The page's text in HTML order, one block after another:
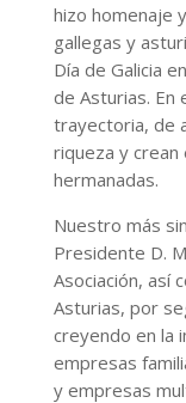
hizo homenaje
gallegas y
Día de Galicia
de Asturias. En
trayectoria, de
riqueza y crean
hermanadas.
Nuestro más
Presidente D.
Asociación, así
Asturias, por
creyendo en la
empresas
y empresas